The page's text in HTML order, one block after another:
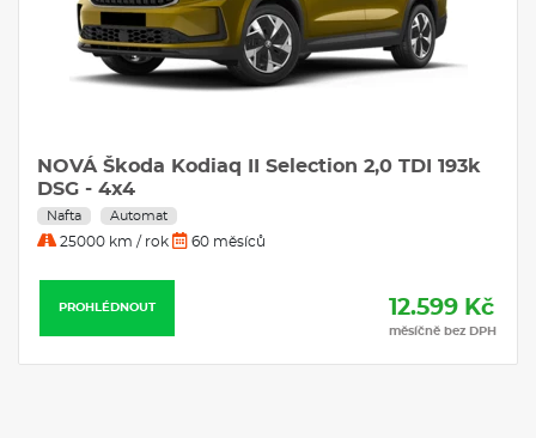
Alarm
Elektricky nastavitelné bederní opěrky v předních sedadlech
Audiosystém CANTON - 14 reproduktorů včetně subwooferu
Komfort paket plus
Třízónová klimatizace Climatronic
Rozpoznávání dopravních značek s hlídáním rychlosti (ISA)
Dekorativní obložení palubní desky černé
Sportovní kryty pedálů z nerezové oceli
Sklopné háčky v zavazadlovém prostoru
Vnitřní zpětné zrcátko s automatickým stmíváním
NOVÁ Škoda Kodiaq II Selection 2,0 TDI 193k
DSG - 4x4
Nafta Automat
25000 km / rok 60 měsíců
PROHLÉDNOUT 12.599 Kč
měsíčně bez DPH